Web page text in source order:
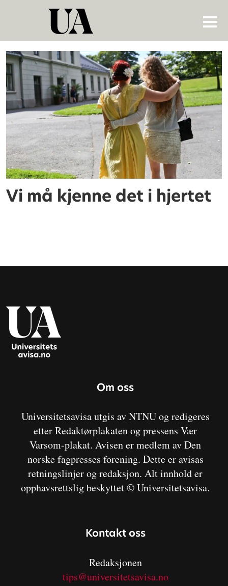
Tag:
universitetsbyer
Vi må kjenne det i hjertet
Om oss
Universitetsavisa utgis av NTNU og redigeres
etter Redaktørplakaten og pressens Vær
Varsom-plakat. Avisen er medlem av Den
norske fagpresses forening. Dette er avisas
retningslinjer og redaksjon. Alt innhold er
opphavsrettslig beskyttet © Universitetsavisa.
Kontakt oss
Redaksjonen
tips@universitetsavisa.no